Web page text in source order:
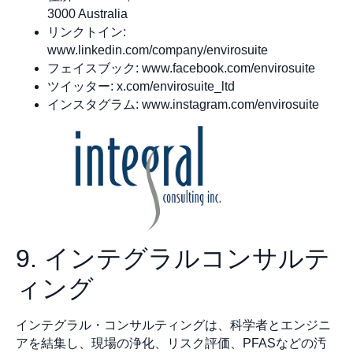
3000 Australia
リンクトイン:
www.linkedin.com/company/envirosuite
フェイスブック: www.facebook.com/envirosuite
ツイッター: x.com/envirosuite_ltd
インスタグラム: www.instagram.com/envirosuite
9. インテグラルコンサルテ
ィング
インテグラル・コンサルティングは、科学者とエンジニ
アを結集し、現場の浄化、リスク評価、PFASなどの汚